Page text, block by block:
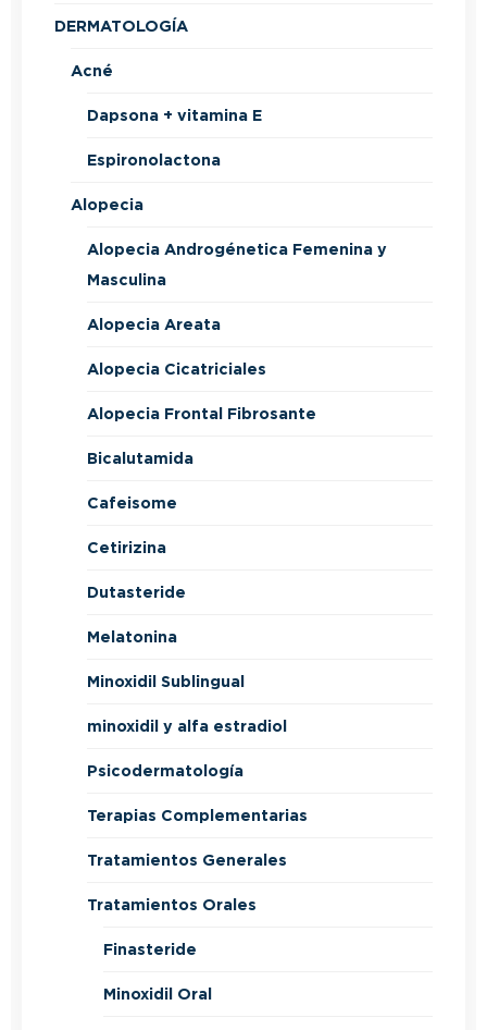
DERMATOLOGÍA
Acné
Dapsona + vitamina E
Espironolactona
Alopecia
Alopecia Androgénetica Femenina y
Masculina
Alopecia Areata
Alopecia Cicatriciales
Alopecia Frontal Fibrosante
Bicalutamida
Cafeisome
Cetirizina
Dutasteride
Melatonina
Minoxidil Sublingual
minoxidil y alfa estradiol
Psicodermatología
Terapias Complementarias
Tratamientos Generales
Tratamientos Orales
Finasteride
Minoxidil Oral